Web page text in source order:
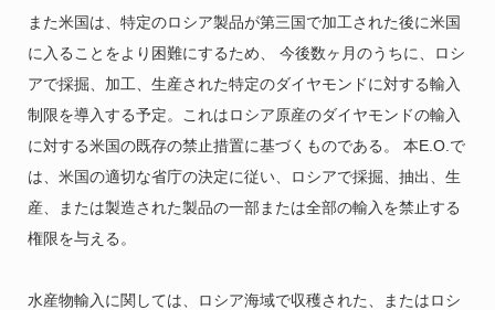
また米国は、特定のロシア製品が第三国で加工された後に米国
に入ることをより困難にするため、 今後数ヶ月のうちに、ロシ
アで採掘、加工、生産された特定のダイヤモンドに対する輸入
制限を導入する予定。これはロシア原産のダイヤモンドの輸入
に対する米国の既存の禁止措置に基づくものである。 本E.O.で
は、米国の適切な省庁の決定に従い、ロシアで採掘、抽出、生
産、または製造された製品の一部または全部の輸入を禁止する
権限を与える。
水産物輸入に関しては、ロシア海域で収穫された、またはロシ